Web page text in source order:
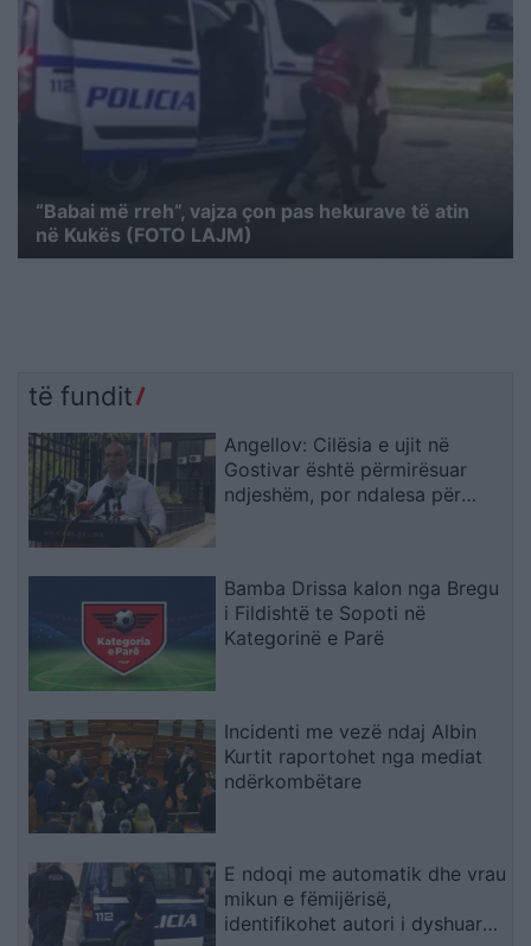
“Babai më rreh”, vajza çon pas hekurave të atin
në Kukës (FOTO LAJM)
të fundit
Angellov: Cilësia e ujit në
Gostivar është përmirësuar
ndjeshëm, por ndalesa për
Bamba Drissa kalon nga Bregu
i Fildishtë te Sopoti në
Kategorinë e Parë
Incidenti me vezë ndaj Albin
Kurtit raportohet nga mediat
ndërkombëtare
E ndoqi me automatik dhe vrau
mikun e fëmijërisë,
identifikohet autori i dyshuar